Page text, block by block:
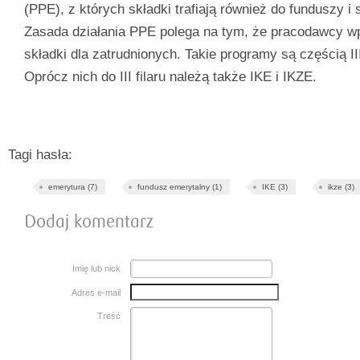
(PPE), z których składki trafiają również do funduszy i
Zasada działania PPE polega na tym, że pracodawcy
składki dla zatrudnionych. Takie programy są częścią
Oprócz nich do III filaru należą także IKE i IKZE.
Tagi hasła:
emerytura (7) fundusz emerytalny (1) IKE (3) ikze (3)
Dodaj komentarz
Imię lub nick
Adres e-mail
Treść